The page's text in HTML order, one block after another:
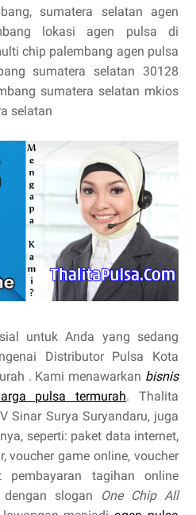
sumatera selatan agen
lokasi agen pulsa di
chip palembang agen pulsa
sumatera selatan 30128
sumatera selatan mkios
selatan
untuk Anda yang sedang
Distributor Pulsa Kota
. Kami menawarkan bisnis
pulsa termurah. Thalita
Sinar Surya Suryandaru, juga
seperti: paket data internet,
voucher game online, voucher
tagihan online
dengan slogan
One Chip All